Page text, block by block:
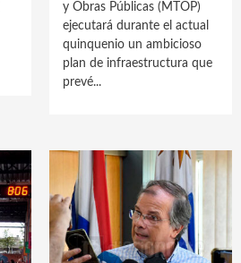
y Obras Públicas (MTOP)
ejecutará durante el actual
quinquenio un ambicioso
plan de infraestructura que
prevé...